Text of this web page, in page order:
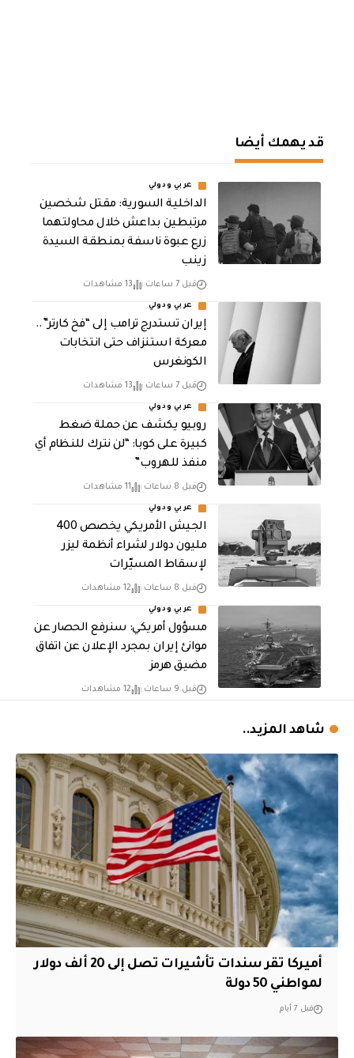
قد يهمك أيضا
عربي ودولي
الداخلية السورية: مقتل شخصين
مرتبطين بداعش خلال محاولتهما
زرع عبوة ناسفة بمنطقة السيدة
زينب
قبل 7 ساعات 13 مشاهدات
عربي ودولي
إيران تستدرج ترامب إلى “فخ كارتر”..
معركة استنزاف حتى انتخابات
الكونغرس
قبل 7 ساعات 13 مشاهدات
عربي ودولي
روبيو يكشف عن حملة ضغط
كبيرة على كوبا: “لن نترك للنظام أي
منفذ للهروب”
قبل 8 ساعات 11 مشاهدات
عربي ودولي
الجيش الأمريكي يخصص 400
مليون دولار لشراء أنظمة ليزر
لإسقاط المسيّرات
قبل 8 ساعات 12 مشاهدات
عربي ودولي
مسؤول أمريكي: سنرفع الحصار عن
موانئ إيران بمجرد الإعلان عن اتفاق
مضيق هرمز
قبل 9 ساعات 12 مشاهدات
شاهد المزيد..
أميركا تقر سندات تأشيرات تصل إلى 20 ألف دولار
لمواطني 50 دولة
قبل 7 أيام